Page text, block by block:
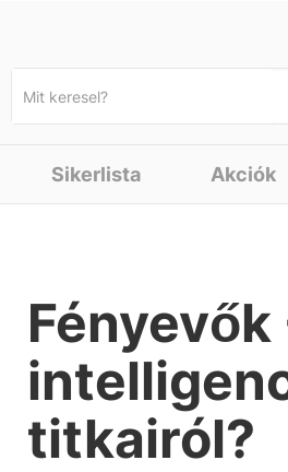
Sikerlista Akciók
titkairól?